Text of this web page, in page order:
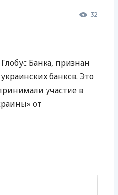
ЕЖЕМЕСЯЧНЫЙ ОБЗОР
32
Банка, признан
банков. Это
участие в
от